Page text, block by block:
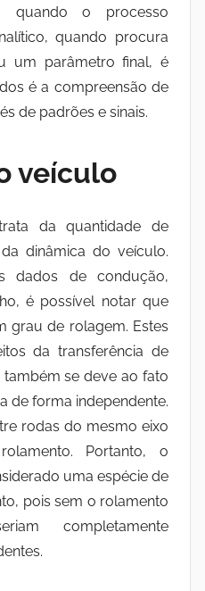
quando o processo
quando procura
um parâmetro final, é
é a compreensão de
de padrões e sinais.
veículo
da quantidade de
dinâmica do veículo.
dados de condução,
é possível notar que
grau de rolagem. Estes
da transferência de
se deve ao fato
de forma independente.
rodas do mesmo eixo
Portanto, o
uma espécie de
pois sem o rolamento
completamente